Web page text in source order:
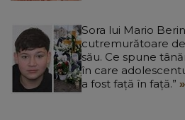
Sora lui Mario
cutremurătoare
său. Ce spune
în care
a fost față în față.”